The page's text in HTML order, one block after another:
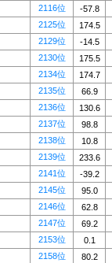
2116位
-57.8
2125位
174.5
2129位
-14.5
2130位
175.5
2134位
174.7
2135位
66.9
2136位
130.6
2137位
98.8
2138位
10.8
2139位
233.6
2141位
-39.2
2145位
95.0
2146位
62.8
2147位
69.2
2153位
0.1
2158位
80.2